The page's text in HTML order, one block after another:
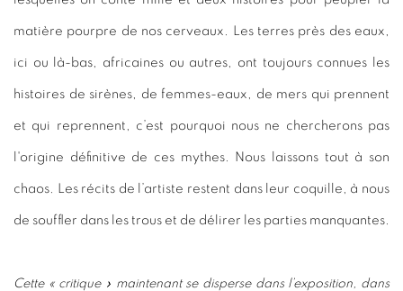
matière pourpre de nos cerveaux. Les terres près des eaux,
ici ou là-bas, africaines ou autres, ont toujours connues les
histoires de sirènes, de femmes-eaux, de mers qui prennent
et qui reprennent, c’est pourquoi nous ne chercherons pas
l'origine définitive de ces mythes. Nous laissons tout à son
chaos. Les récits de l’artiste restent dans leur coquille, à nous
de souffler dans les trous et de délirer les parties manquantes.
Cette « critique » maintenant se disperse dans l’exposition, dans